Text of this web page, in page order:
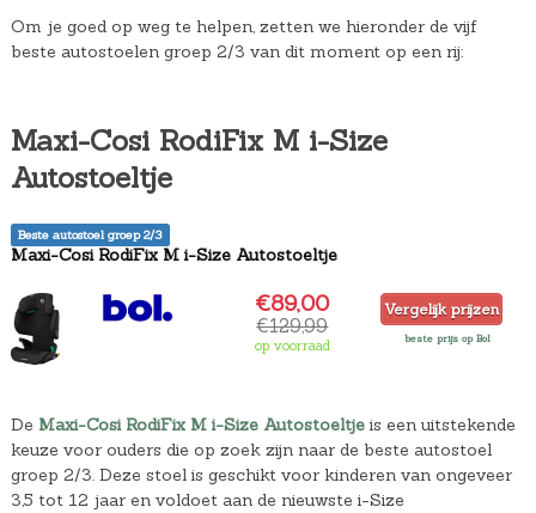
Om je goed op weg te helpen, zetten we hieronder de vijf
beste autostoelen groep 2/3 van dit moment op een rij:
Maxi-Cosi RodiFix M i-Size
Autostoeltje
Beste autostoel groep 2/3
Maxi-Cosi RodiFix M i-Size Autostoeltje
€89,00
€129,99
op voorraad
Vergelijk prijzen
beste prijs op Bol
De Maxi-Cosi RodiFix M i-Size Autostoeltjeis een uitstekende
keuze voor ouders die op zoek zijn naar de beste autostoel
groep 2/3. Deze stoel is geschikt voor kinderen van ongeveer
3,5 tot 12 jaar en voldoet aan de nieuwste i-Size